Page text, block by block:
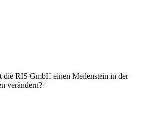
die RIS GmbH einen Meilenstein in der
verändern?